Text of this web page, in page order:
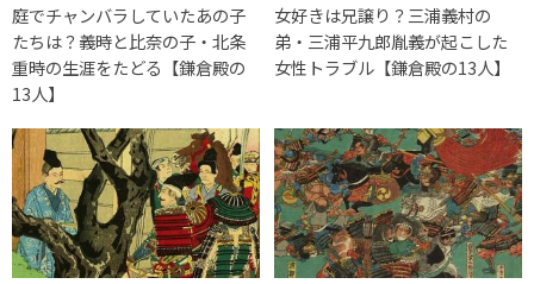
庭でチャンバラしていたあの子
たちは？義時と比奈の子・北条
重時の生涯をたどる【鎌倉殿の
13人】
女好きは兄譲り？三浦義村の
弟・三浦平九郎胤義が起こした
女性トラブル【鎌倉殿の13人】